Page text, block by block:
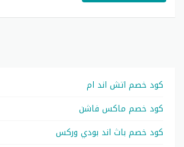
كود خصم اتش اند ام
كود خصم ماكس فاشن
كود خصم باث اند بودي وركس